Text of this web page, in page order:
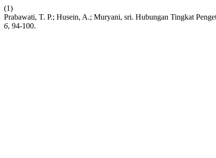
(1)
Prabawati, T. P.; Husein, A.; Muryani, sri. Hubungan Tingkat
6, 94-100.